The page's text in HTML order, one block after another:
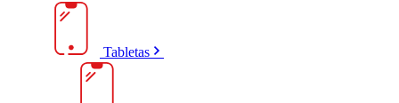
Tabletas